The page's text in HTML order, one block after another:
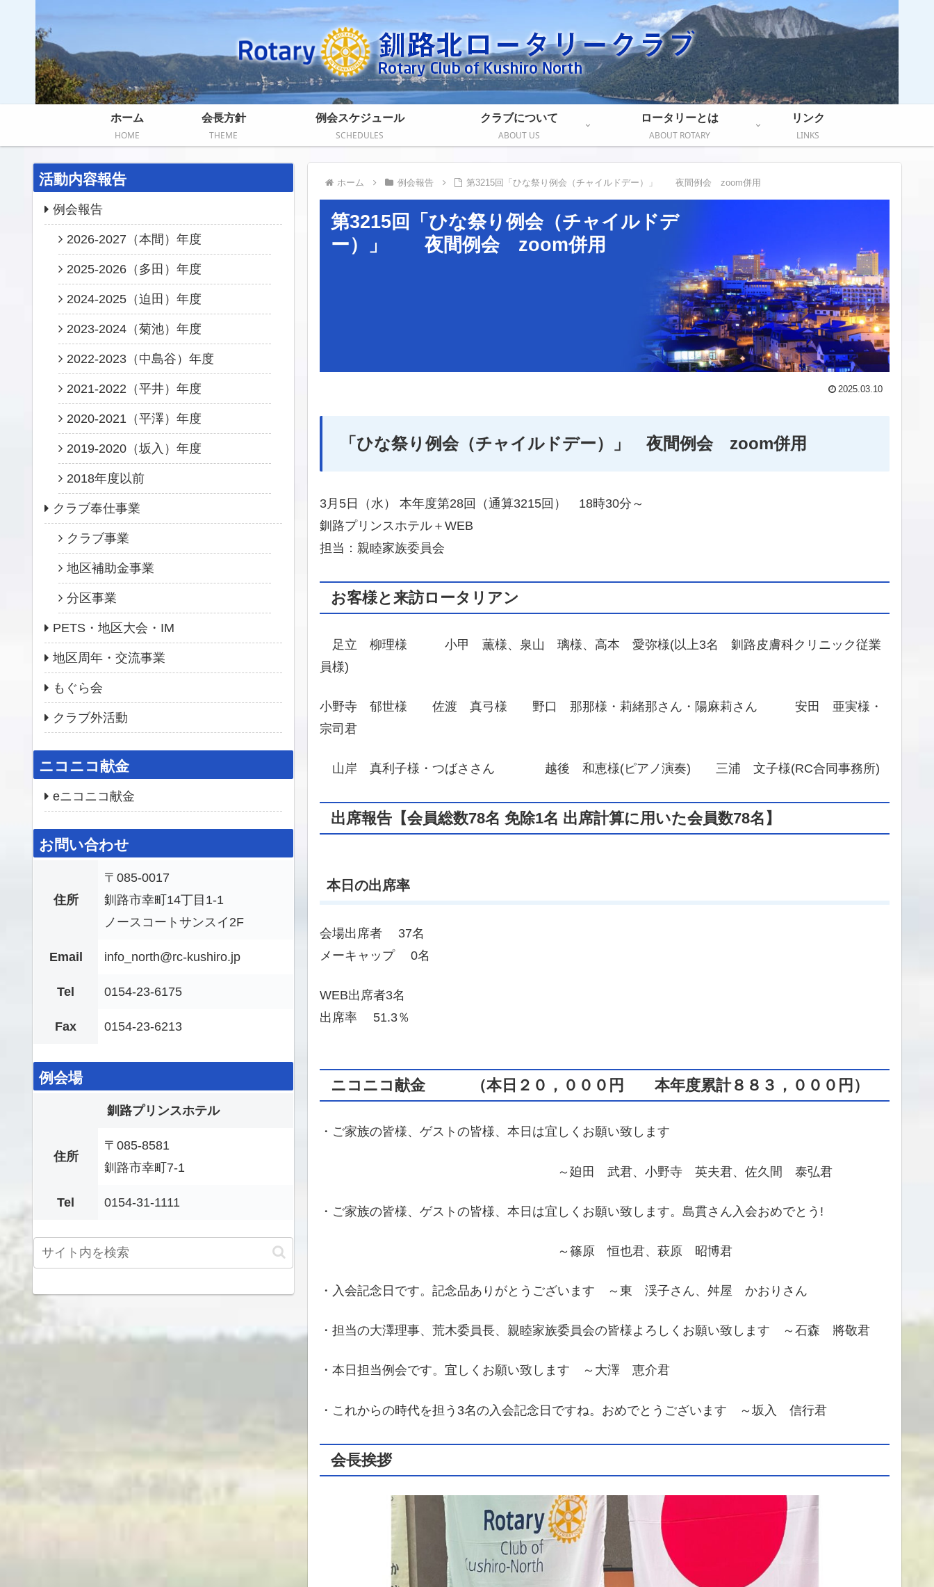
ホーム
HOME
会長方針
THEME
例会スケジュール
SCHEDULES
クラブについて
ABOUT US
ロータリーとは
ABOUT ROTARY
リンク
LINKS
ホーム 例会報告 第3215回「ひな祭り例会（チャイルドデー）」 夜間例会 zoom併用
第3215回「ひな祭り例会（チャイルドデ
ー）」 夜間例会 zoom併用
2025.03.10
「 ひな祭り例会（チャイルドデー）」 夜間例会 zoom併用
3月5日（水） 本年度第28回（通算3215回） 18時30分～
釧路プリンスホテル＋WEB
担当：親睦家族委員会
お客様と来訪ロータリアン
足立 柳理様 小甲 薫様、泉山 璃様、高本 愛弥様(以上3名 釧路皮膚科クリニック従業
員様)
小野寺 郁世様 佐渡 真弓様 野口 那那様・莉緒那さん・陽麻莉さん 安田 亜実様・
宗司君
山岸 真利子様・つばささん 越後 和恵様(ピアノ演奏) 三浦 文子様(RC合同事務所)
出席報告【会員総数78名 免除1名 出席計算に用いた会員数78名】
本日の出席率
会場出席者 37名
メーキャップ 0名
WEB出席者3名
出席率 51.3％
ニコニコ献金 （本日２０，０００円 本年度累計８８３，０００円 ）
・ご家族の皆様、ゲストの皆様、本日は宜しくお願い致します
～廹田 武君、小野寺 英夫君、佐久間 泰弘君
・ご家族の皆様、ゲストの皆様、本日は宜しくお願い致します。島貫さん入会おめでとう!
～篠原 恒也君、萩原 昭博君
・入会記念日です。記念品ありがとうございます ～東 渓子さん、舛屋 かおりさん
・担当の大澤理事、荒木委員長、親睦家族委員会の皆様よろしくお願い致します ～石森 將敬君
・本日担当例会です。宜しくお願い致します ～大澤 恵介君
・これからの時代を担う3名の入会記念日ですね。おめでとうございます ～坂入 信行君
会長挨拶
活動内容報告
例会報告
2026-2027（本間）年度
2025-2026（多田）年度
2024-2025（迫田）年度
2023-2024（菊池）年度
2022-2023（中島谷）年度
2021-2022（平井）年度
2020-2021（平澤）年度
2019-2020（坂入）年度
2018年度以前
クラブ奉仕事業
クラブ事業
地区補助金事業
分区事業
PETS・地区大会・IM
地区周年・交流事業
もぐら会
クラブ外活動
ニコニコ献金
eニコニコ献金
お問い合わせ
住所
〒085-0017
釧路市幸町14丁目1-1
ノースコートサンスイ2F
Email info_north@rc-kushiro.jp
Tel 0154-23-6175
Fax 0154-23-6213
例会場
釧路プリンスホテル
住所
〒085-8581
釧路市幸町7-1
Tel 0154-31-1111